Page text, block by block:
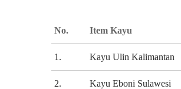
No. Item Kayu
1. Kayu Ulin Kalimantan
2. Kayu Eboni Sulawesi